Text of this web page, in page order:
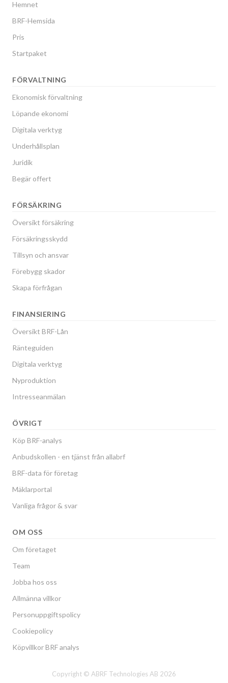
Hemnet
BRF-Hemsida
Pris
Startpaket
FÖRVALTNING
Ekonomisk förvaltning
Löpande ekonomi
Digitala verktyg
Underhållsplan
Juridik
Begär offert
FÖRSÄKRING
Översikt försäkring
Försäkringsskydd
Tillsyn och ansvar
Förebygg skador
Skapa förfrågan
FINANSIERING
Översikt BRF-Lån
Ränteguiden
Digitala verktyg
Nyproduktion
Intresseanmälan
ÖVRIGT
Köp BRF-analys
Anbudskollen - en tjänst från allabrf
BRF-data för företag
Mäklarportal
Vanliga frågor & svar
OM OSS
Om företaget
Team
Jobba hos oss
Allmänna villkor
Personuppgiftspolicy
Cookiepolicy
Köpvillkor BRF analys
Copyright © ABRF Technologies AB 2026